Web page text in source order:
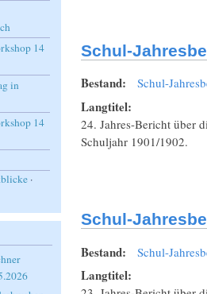
Schul-
Bestand: Schul-
Langtitel:
24. Jahres-Bericht über
Schuljahr 1901/1902.
Schul-
Bestand: Schul-
Langtitel:
14
in
14
·